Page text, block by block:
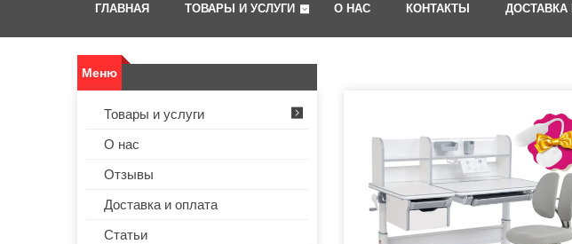
ГЛАВНАЯ ТОВАРЫ И УСЛУГИ О НАС КОНТАКТЫ ДОСТАВКА
Товары и услуги
О нас
Отзывы
Доставка и оплата
Статьи